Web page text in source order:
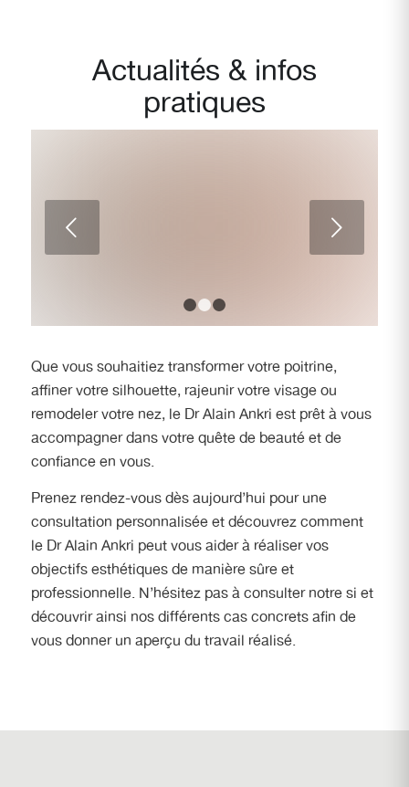
Actualités &infos
pratiques
remodeler le nez avec une
Que vous souhaitiez transformer votre poitrine,
affiner votre silhouette, rajeunir votre visage ou
remodeler votre nez, le Dr Alain Ankri est prêt à vous
accompagner dans votre quête de beauté et de
confiance en vous.
Prenez rendez-vous dès aujourd’hui pour une
consultation personnalisée et découvrez comment
le Dr Alain Ankri peut vous aider à réaliser vos
objectifs esthétiques de manière sûre et
professionnelle. N’hésitez pas à consulter notre si et
découvrir ainsi nos différents cas concrets afin de
vous donner un aperçu du travail réalisé.